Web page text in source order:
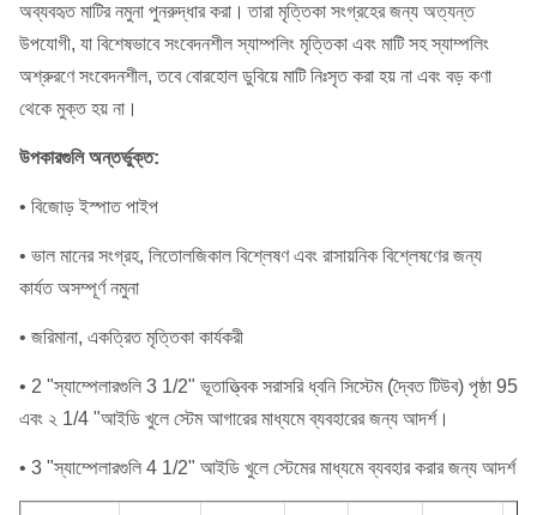
অব্যবহৃত মাটির নমুনা পুনরুদ্ধার করা। তারা মৃত্তিকা সংগ্রহের জন্য অত্যন্ত
উপযোগী, যা বিশেষভাবে সংবেদনশীল স্যাম্পলিং মৃত্তিকা এবং মাটি সহ স্যাম্পলিং
অশ্রুরণে সংবেদনশীল, তবে বোরহোল ডুবিয়ে মাটি নিঃসৃত করা হয় না এবং বড় কণা
থেকে মুক্ত হয় না।
উপকারগুলি অন্তর্ভুক্ত:
• বিজোড় ইস্পাত পাইপ
• ভাল মানের সংগ্রহ, লিতোলজিকাল বিশ্লেষণ এবং রাসায়নিক বিশ্লেষণের জন্য
কার্যত অসম্পূর্ণ নমুনা
• জরিমানা, একত্রিত মৃত্তিকা কার্যকরী
• 2 "স্যাম্পেলারগুলি 3 1/2" ভূতাত্ত্বিক সরাসরি ধ্বনি সিস্টেম (দ্বৈত টিউব) পৃষ্ঠা 95
এবং ২ 1/4 "আইডি খুলে স্টেম আগারের মাধ্যমে ব্যবহারের জন্য আদর্শ।
• 3 "স্যাম্পেলারগুলি 4 1/2" আইডি খুলে স্টেমের মাধ্যমে ব্যবহার করার জন্য আদর্শ